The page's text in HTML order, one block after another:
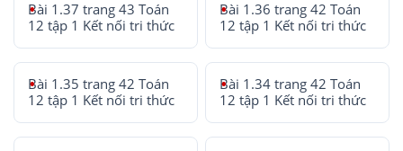
Bài 1.37 trang 43 Toán
12 tập 1 Kết nối tri thức
Bài 1.36 trang 42 Toán
12 tập 1 Kết nối tri thức
Bài 1.35 trang 42 Toán
12 tập 1 Kết nối tri thức
Bài 1.34 trang 42 Toán
12 tập 1 Kết nối tri thức